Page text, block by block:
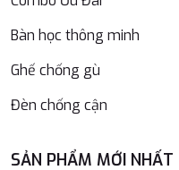
Bàn học thông minh
Ghế chống gù
Đèn chống cận
SẢN PHẨM MỚI NHẤT